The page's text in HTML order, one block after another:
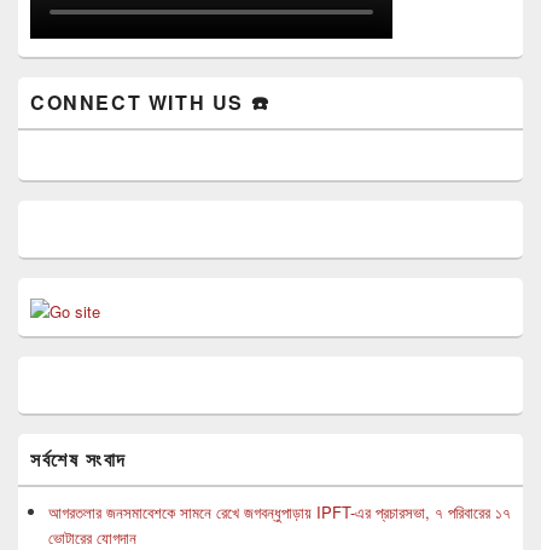
CONNECT WITH US ☎️
সর্বশেষ সংবাদ
আগরতলার জনসমাবেশকে সামনে রেখে জগবন্ধুপাড়ায় IPFT-এর প্রচারসভা, ৭ পরিবারের ১৭
ভোটারের যোগদান